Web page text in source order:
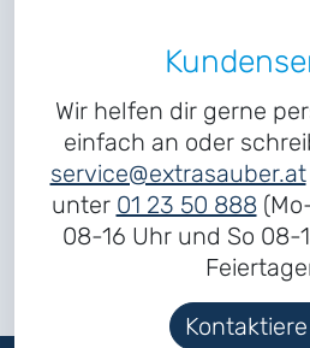
Wir helfen dir gerne
einfach an oder
service@extrasauber.at
unter 01 23 50 888
08-16 Uhr und So 08-